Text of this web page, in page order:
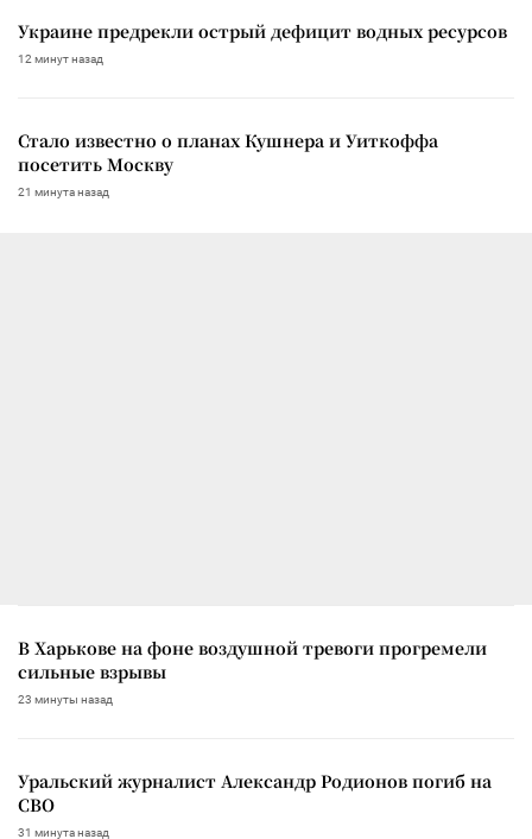
Украине предрекли острый дефицит водных ресурсов
12 минут назад
Стало известно о планах Кушнера и Уиткоффа
посетить Москву
21 минута назад
В Харькове на фоне воздушной тревоги прогремели
сильные взрывы
23 минуты назад
Уральский журналист Александр Родионов погиб на
СВО
31 минута назад